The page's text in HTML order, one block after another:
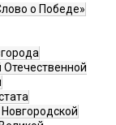
о Победе»